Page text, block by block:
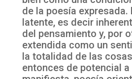
de la poesía expresada.
latente, es decir
del pensamiento y, por
extendida como un
la totalidad de las
entonces de potencial a